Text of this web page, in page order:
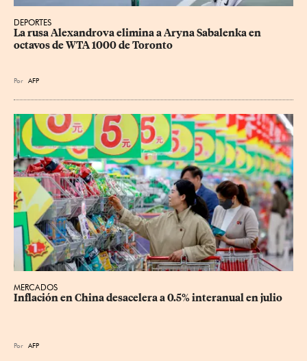
DEPORTES
La rusa Alexandrova elimina a Aryna Sabalenka en
octavos de WTA 1000 de Toronto
Por AFP
MERCADOS
Inflación en China desacelera a 0.5% interanual en julio
Por AFP